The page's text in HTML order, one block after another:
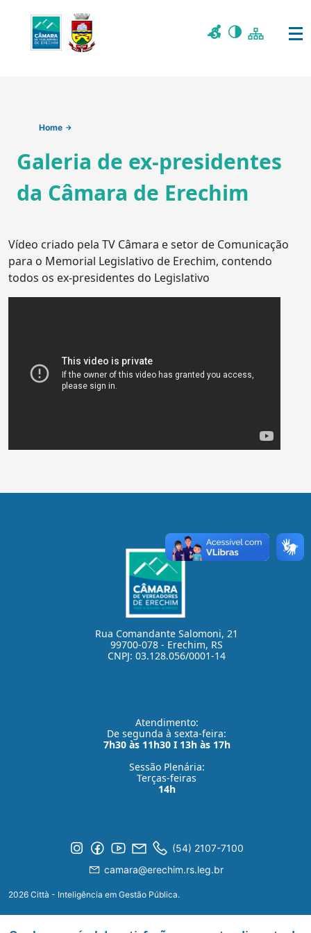
Home
Galeria de ex-presidentes
da Câmara de Erechim
Vídeo criado pela TV Câmara e setor de Comunicação
para o Memorial Legislativo de Erechim, contendo
todos os ex-presidentes do Legislativo
Rua Comandante Salomoni, 21
99700-078 - Erechim, RS
CNPJ: 03.128.056/0001-14
Atendimento:
De segunda à sexta-feira:
7h30 às 11h30 I 13h às 17h
Sessão Plenária:
Terças-feiras
14h
(54) 2107-7100
camara@erechim.rs.leg.br
2026 Città - Inteligência em Gestão Pública.